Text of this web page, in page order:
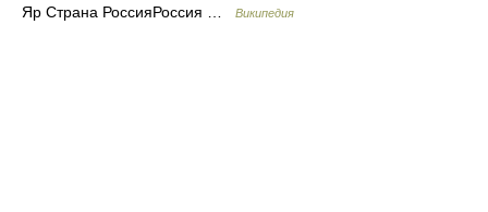
Яр Страна РоссияРоссия …
Википедия